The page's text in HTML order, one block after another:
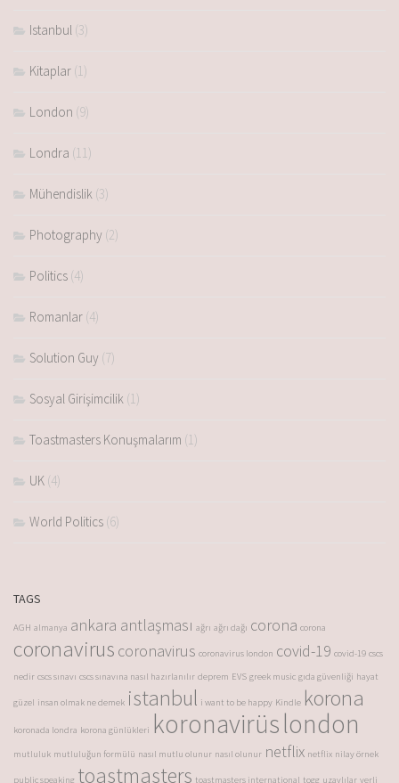
Istanbul (3)
Kitaplar (1)
London (9)
Londra (11)
Mühendislik (3)
Photography (2)
Politics (4)
Romanlar (4)
Solution Guy (7)
Sosyal Girişimcilik (1)
Toastmasters Konuşmalarım (1)
UK (4)
World Politics (6)
TAGS
AGH almanya ankara antlaşması ağrı ağrı dağı corona corona
coronavirus coronavirus coronavirus london covid-19 covid-19 cscs
nedir cscs sınavı cscs sınavına nasıl hazırlanılır deprem EVS greek music gıda güvenliği hayat
güzel insan olmak ne demek istanbul i want to be happy Kindle korona
koronada londra korona günlükleri koronavirüslondon
mutluluk mutluluğun formülü nasıl mutlu olunur nasıl olunur netflix netflix nilay örnek
public speaking toastmasters toastmasters international togg uzaylılar yerli